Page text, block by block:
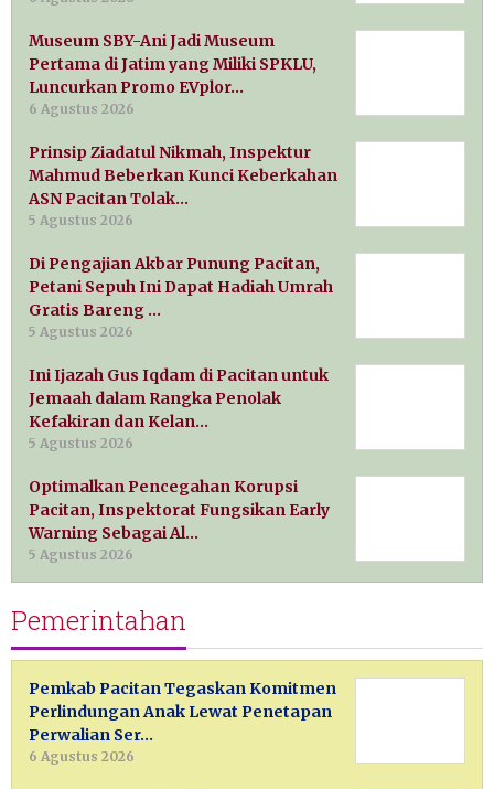
Museum SBY-Ani Jadi Museum
Pertama di Jatim yang Miliki SPKLU,
Luncurkan Promo EVplor…
6 Agustus 2026
Prinsip Ziadatul Nikmah, Inspektur
Mahmud Beberkan Kunci Keberkahan
ASN Pacitan Tolak…
5 Agustus 2026
Di Pengajian Akbar Punung Pacitan,
Petani Sepuh Ini Dapat Hadiah Umrah
Gratis Bareng …
5 Agustus 2026
Ini Ijazah Gus Iqdam di Pacitan untuk
Jemaah dalam Rangka Penolak
Kefakiran dan Kelan…
5 Agustus 2026
Optimalkan Pencegahan Korupsi
Pacitan, Inspektorat Fungsikan Early
Warning Sebagai Al…
5 Agustus 2026
Pemerintahan
Pemkab Pacitan Tegaskan Komitmen
Perlindungan Anak Lewat Penetapan
Perwalian Ser…
6 Agustus 2026